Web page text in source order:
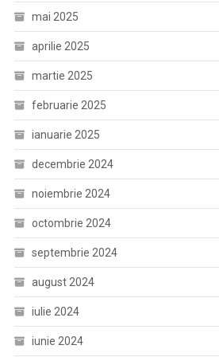
mai 2025
aprilie 2025
martie 2025
februarie 2025
ianuarie 2025
decembrie 2024
noiembrie 2024
octombrie 2024
septembrie 2024
august 2024
iulie 2024
iunie 2024